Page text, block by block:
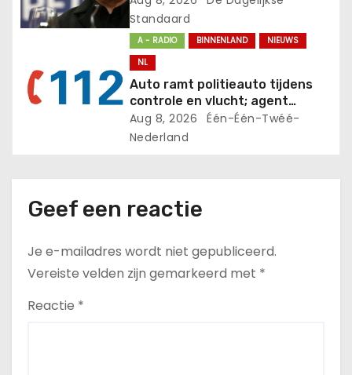
i
Standaard
A - RADIO BINNENLAND
NIEUWS
NL
Auto ramt politieauto tijdens
controle en vlucht; agent
gewond
Aug 8, 2026
Één-Één-Twéé-
Nederland
Geef een reactie
Je e-mailadres wordt niet gepubliceerd.
Vereiste velden zijn gemarkeerd met *
Reactie *